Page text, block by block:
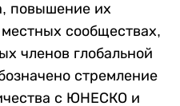
повышение их
сообществах,
членов глобальной
стремление
с ЮНЕСКО и